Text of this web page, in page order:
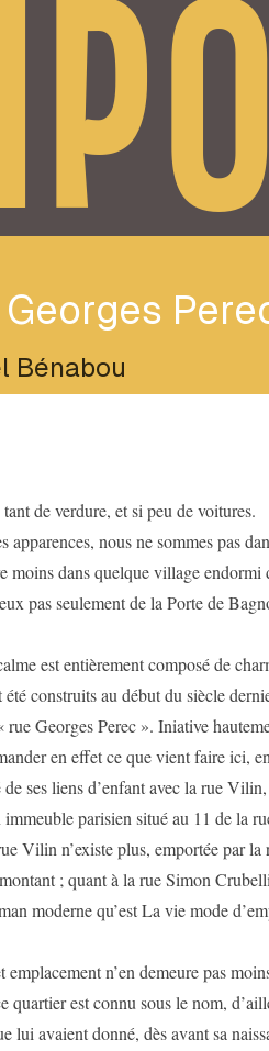
Georges
Bénabou
de verdure, et si peu de voitures.
apparences, nous ne sommes pas
moins dans quelque village
pas seulement de la Porte de
est entièrement composé de
construits au début du siècle
rue Georges Perec ». Iniative
en effet ce que vient faire ici,
ses liens d’enfant avec la rue
parisien situé au 11 de la
Vilin n’existe plus, emportée par
; quant à la rue Simon
moderne qu’est La vie mode
n’en demeure pas
quartier est connu sous le nom,
lui avaient donné, dès avant sa